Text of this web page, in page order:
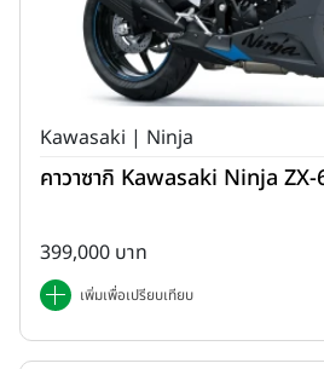
Kawasaki | Ninja
คาวาซากิ Kawasaki Ninja
399,000 บาท
เพิ่มเพื่อเปรียบเทียบ